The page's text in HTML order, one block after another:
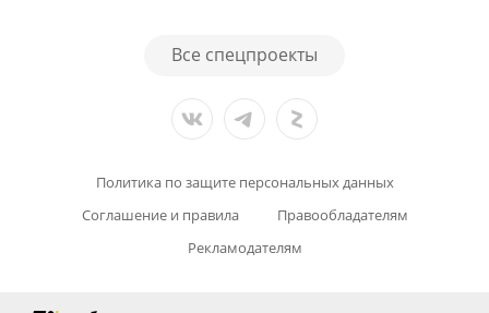
Все спецпроекты
Политика по защите персональных данных
Соглашение и правила
Правообладателям
Рекламодателям